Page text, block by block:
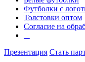
Футболки с
Толстовки оптом
Согласие на
Презентация Стать